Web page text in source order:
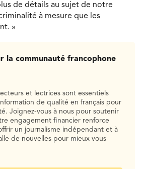
de détails au sujet de notre
à mesure que les
»
la communauté francophone
et lectrices sont essentiels
de qualité en français pour
Joignez-vous à nous pour soutenir
engagement financier renforce
un journalisme indépendant et à
de nouvelles pour mieux vous